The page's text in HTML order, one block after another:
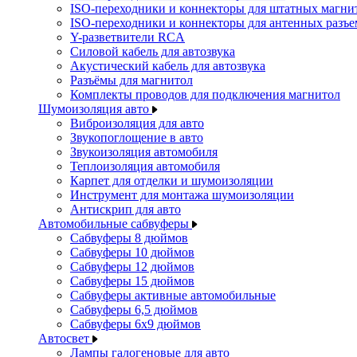
ISO-переходники и коннекторы для штатных
ISO-переходники и коннекторы для антенных
Y-разветвители RCA
Силовой кабель для автозвука
Акустический кабель для автозвука
Разъёмы для магнитол
Комплекты проводов для подключения магнитол
Шумоизоляция авто
Виброизоляция для авто
Звукопоглощение в авто
Звукоизоляция автомобиля
Теплоизоляция автомобиля
Карпет для отделки и шумоизоляции
Инструмент для монтажа шумоизоляции
Антискрип для авто
Автомобильные сабвуферы
Сабвуферы 8 дюймов
Сабвуферы 10 дюймов
Сабвуферы 12 дюймов
Сабвуферы 15 дюймов
Сабвуферы активные автомобильные
Сабвуферы 6,5 дюймов
Сабвуферы 6x9 дюймов
Автосвет
Лампы галогеновые для авто